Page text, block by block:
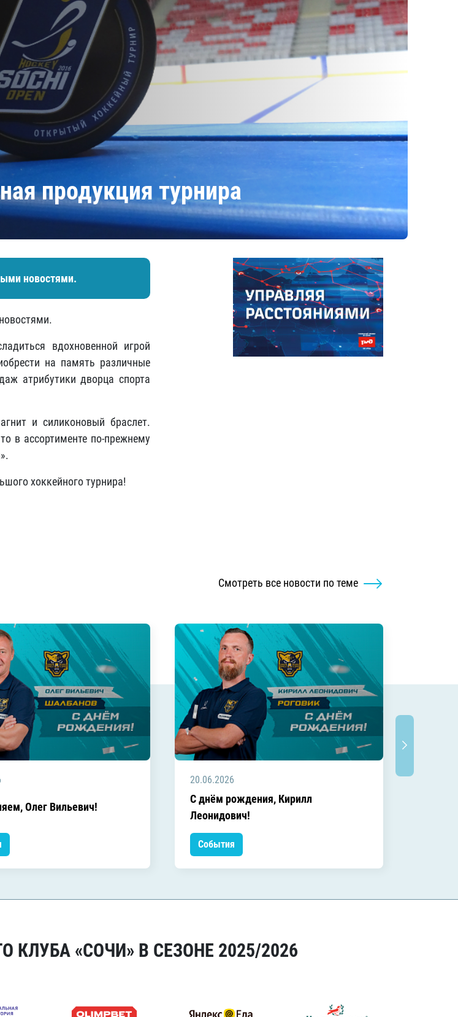
продукция турнира
новостями.
вдохновенной игрой
на память различные
атрибутики дворца спорта
и силиконовый браслет.
в ассортименте по-прежнему
хоккейного турнира!
Смотреть все новости по теме
Олег Вильевич!
20.06.2026
C днём рождения, Кирилл
Леонидович!
События
«СОЧИ» В СЕЗОНЕ 2025/2026